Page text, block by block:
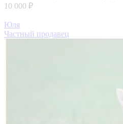
10 000 ₽
Юля
Частный продавец